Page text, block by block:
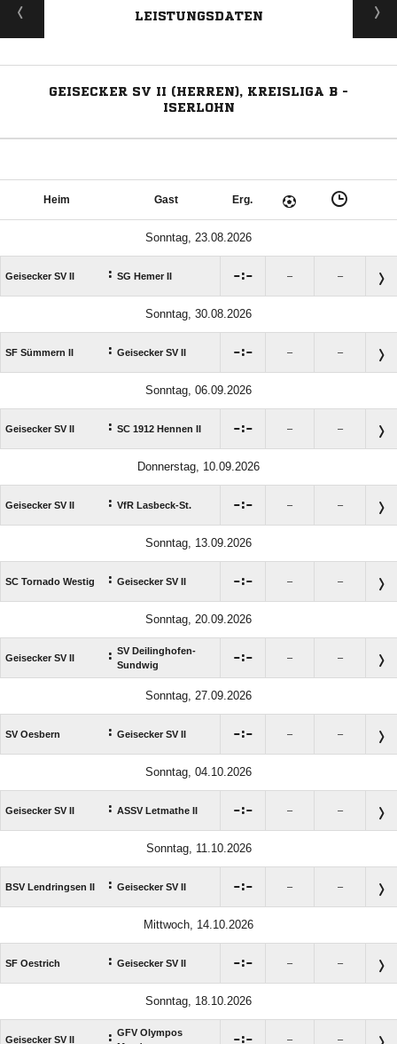
LEISTUNGSDATEN
GEISECKER SV II (HERREN), KREISLIGA B -
ISERLOHN
Heim Gast Erg.
Sonntag, 23.08.2026
Geisecker SV II : SG Hemer II : – –
Sonntag, 30.08.2026
SF Sümmern II : Geisecker SV II : – –
Sonntag, 06.09.2026
Geisecker SV II : SC 1912 Hennen II : – –
Donnerstag, 10.09.2026
Geisecker SV II : VfR Lasbeck-St. : – –
Sonntag, 13.09.2026
SC Tornado Westig : Geisecker SV II : – –
Sonntag, 20.09.2026
Geisecker SV II : SV Deilinghofen-
Sundwig
: – –
Sonntag, 27.09.2026
SV Oesbern : Geisecker SV II : – –
Sonntag, 04.10.2026
Geisecker SV II : ASSV Letmathe II : – –
Sonntag, 11.10.2026
BSV Lendringsen II : Geisecker SV II : – –
Mittwoch, 14.10.2026
SF Oestrich : Geisecker SV II : – –
Sonntag, 18.10.2026
Geisecker SV II : GFV Olympos
: – –